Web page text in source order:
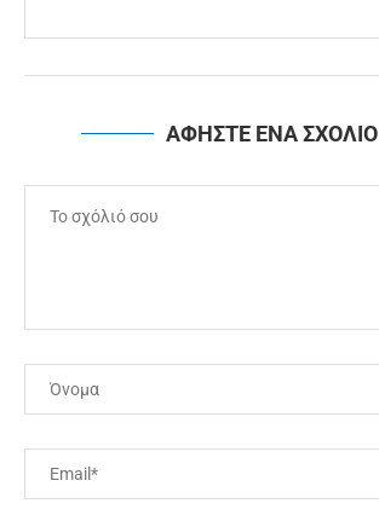
ΑΦΗΣΤΕ ΕΝΑ ΣΧΟΛΙΟ